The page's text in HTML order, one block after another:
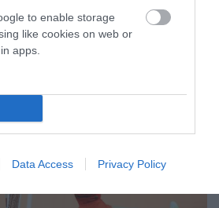
to enable storage
like cookies on web or
apps.
Data Access Privacy Policy